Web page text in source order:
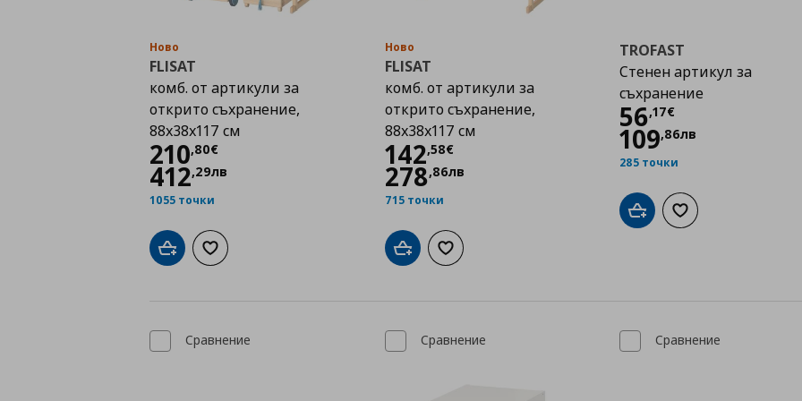
Ново
FLISAT
комб. от артикули за
открито съхранение,
88x38x117 см
210,80€
Цена
412,29лв
1055 точки
Добави в кошницата
Добави към списъка с любими
Ново
FLISAT
комб. от артикули за
открито съхранение,
88x38x117 см
142,58€
Цена
278,86лв
715 точки
Добави в кошницата
Добави към списъка с любими
TROFAST
Стенен артикул за
съхранение
56,17€
Цена
109,86лв
285 точки
Добави в кошницата
Добави към
Сравнение Сравнение Сравнение